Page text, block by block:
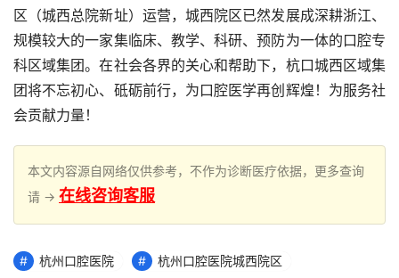
区（城西总院新址）运营，城西院区已然发展成深耕浙江、
规模较大的一家集临床、教学、科研、预防为一体的口腔专
科区域集团。在社会各界的关心和帮助下，杭口城西区域集
团将不忘初心、砥砺前行，为口腔医学再创辉煌！为服务社
会贡献力量！
本文内容源自网络仅供参考，不作为诊断医疗依据，更多查询
请 → 在线咨询客服
杭州口腔医院 杭州口腔医院城西院区